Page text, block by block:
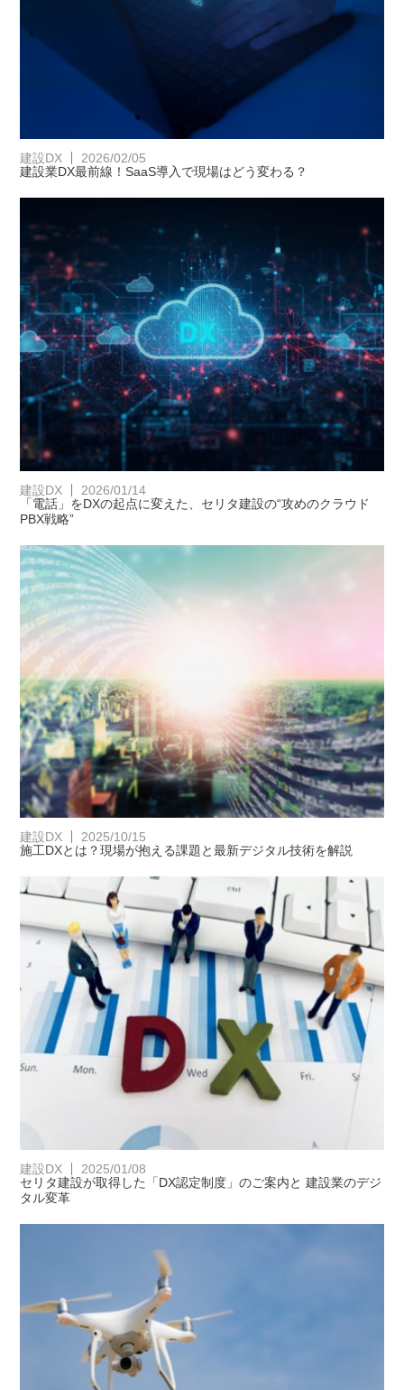
建設DX
2026/02/05
建設業DX最前線！SaaS導入で現場はどう変わる？
建設DX
2026/01/14
「電話」をDXの起点に変えた、セリタ建設の“攻めのクラウド
PBX戦略”
建設DX
2025/10/15
施工DXとは？現場が抱える課題と最新デジタル技術を解説
建設DX
2025/01/08
セリタ建設が取得した「DX認定制度」のご案内と 建設業のデジ
タル変革